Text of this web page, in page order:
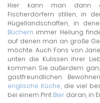
Hier kann man dann
Fischerdörfern stillen, in
Hügellandschaften, in
Büchern immer Heilung
auf denen man an große
möchte. Auch Fans von
unten die Kulissen ihrer
kommen Sie außerdem
gastfreundlichen
englische Küche, die viel
bei einem Pint Bier daran, in